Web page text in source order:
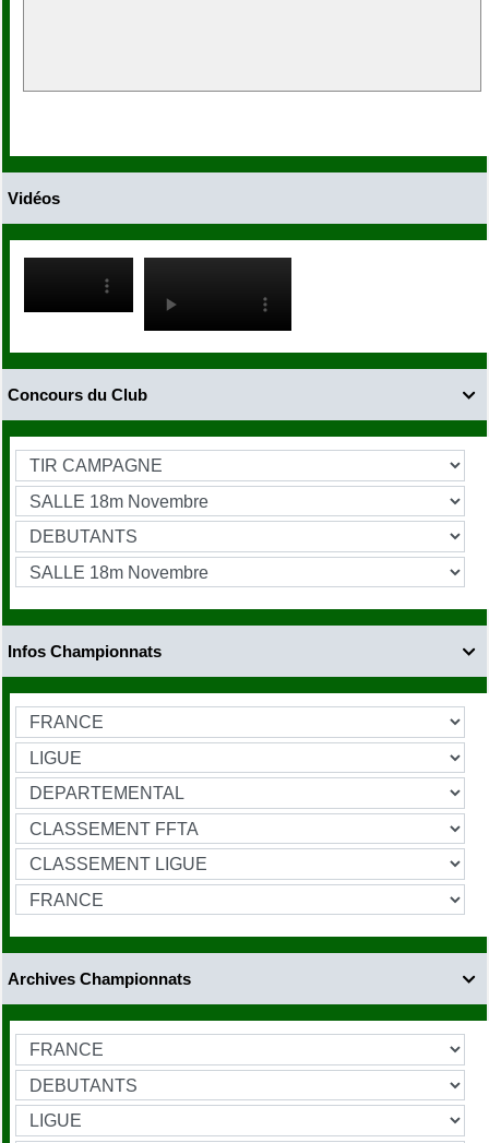
Vidéos

Concours du Club

Infos Championnats

Archives Championnats